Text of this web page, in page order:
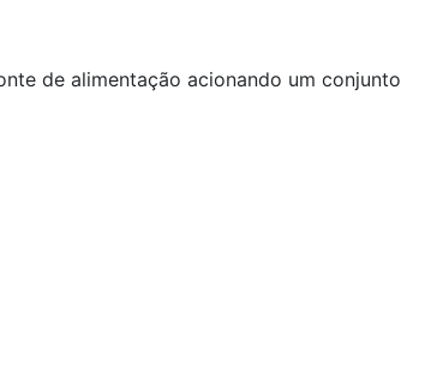
de alimentação acionando um conjunto